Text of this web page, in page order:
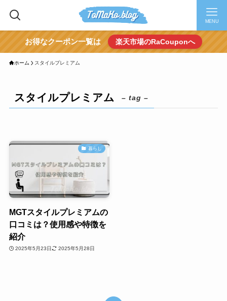
MENU
お得なクーポン一覧は 楽天市場のRaCouponへ
ホーム スタイルプレミアム
スタイルプレミアム – tag –
暮らし
MGTスタイルプレミアムの
口コミは？使用感や特徴を
紹介
2025年5月23日 2025年5月28日